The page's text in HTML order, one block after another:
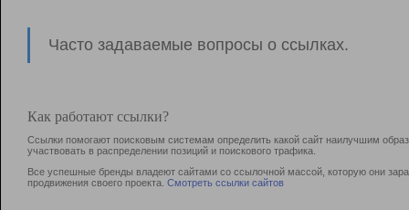
Часто задаваемые вопросы о ссылках.
Как работают ссылки?
Ссылки помогают поисковым системам определить какой сайт наилучшим
участвовать в раcпределении позиций и поискового трафика.
Все успешные бренды владеют сайтами со ссылочной массой, которую они
продвижения своего проекта. Смотреть ссылки сайтов